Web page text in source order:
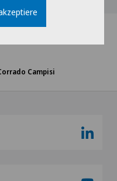
Campisi